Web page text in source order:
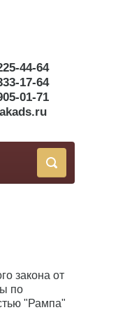
44-64
17-64
01-71
закона от
по
"Рампа"